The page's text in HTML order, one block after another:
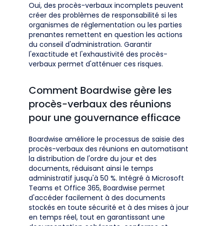
Oui, des procès-verbaux incomplets peuvent
créer des problèmes de responsabilité si les
organismes de réglementation ou les parties
prenantes remettent en question les actions
du conseil d'administration. Garantir
l'exactitude et l'exhaustivité des procès-
verbaux permet d'atténuer ces risques.
Comment Boardwise gère les
procès-verbaux des réunions
pour une gouvernance efficace
Boardwise améliore le processus de saisie des
procès-verbaux des réunions en automatisant
la distribution de l'ordre du jour et des
documents, réduisant ainsi le temps
administratif jusqu'à 50 %. Intégré à Microsoft
Teams et Office 365, Boardwise permet
d'accéder facilement à des documents
stockés en toute sécurité et à des mises à jour
en temps réel, tout en garantissant une